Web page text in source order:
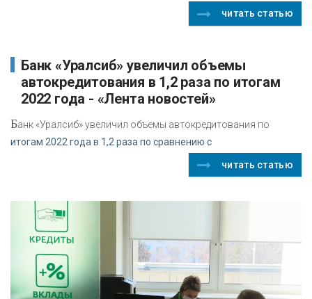
читать статью
автокредитования в 1,2 раза по итогам
2022 года - «Лента новостей»
Банк «Уралсиб» увеличил объемы автокредитования по
итогам 2022 года в 1,2 раза по сравнению с
читать статью